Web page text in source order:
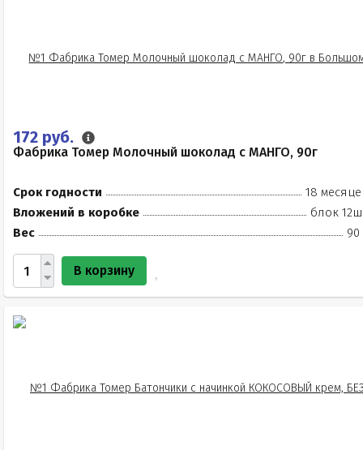
172 руб.
Фабрика Томер Молочный шоколад с МАНГО, 90г
Срок годности
18
Вложений в коробке
блок
Вес
90
В корзину